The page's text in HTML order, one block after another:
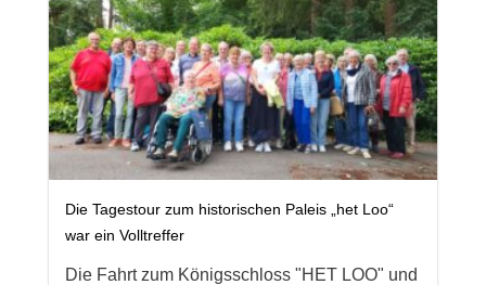
Die Tagestour zum historischen Paleis „het Loo“
war ein Volltreffer
Die Fahrt zum Königsschloss "HET LOO" und